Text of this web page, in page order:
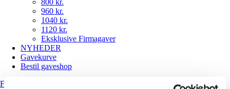
800 kr.
960 kr.
1040 kr.
1120 kr.
Eksklusive Firmagaver
NYHEDER
Gavekurve
Bestil gaveshop
Forside